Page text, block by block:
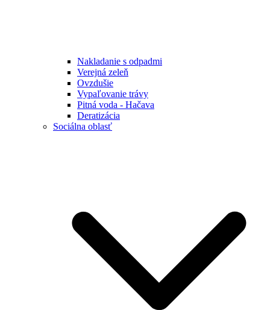
Nakladanie s odpadmi
Verejná zeleň
Ovzdušie
Vypaľovanie trávy
Pitná voda - Hačava
Deratizácia
Sociálna oblasť